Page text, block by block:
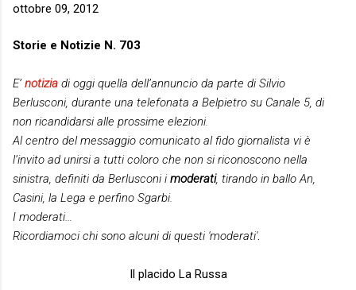
ottobre 09, 2012
Storie e Notizie N. 703
E’ notizia di oggi quella dell’annuncio da parte di Silvio
Berlusconi, durante una telefonata a Belpietro su Canale 5, di
non ricandidarsi alle prossime elezioni.
Al centro del messaggio comunicato al fido giornalista vi è
l’invito ad unirsi a tutti coloro che non si riconoscono nella
sinistra, definiti da Berlusconi i moderati, tirando in ballo An,
Casini, la Lega e perfino Sgarbi.
I moderati…
Ricordiamoci chi sono alcuni di questi 'moderati'.
Il placido La Russa